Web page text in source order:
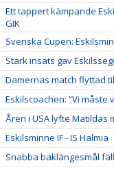
Ett tappert kämpande
GIK
Svenska Cupen:
Stark insats gav
Damernas match flyttad
Eskilscoachen: ”Vi måste
Åren i USA lyfte Matildas
Eskilsminne IF - IS Halmia
Snabba baklängesmål